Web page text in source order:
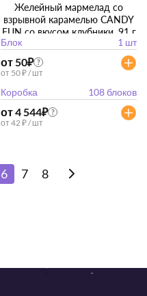
Желейный мармелад со
взрывной карамелью CANDY
FUN со вкусом клубники, 91 г
Блок
1 шт
от 50₽ ?
от 50 ₽ / шт
Коробка 108 блоков
от 4 544₽ ?
от 42 ₽ / шт
6 7 8